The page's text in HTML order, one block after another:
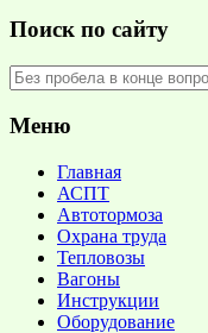
Поиск по сайту
Меню
Главная
АСПТ
Автотормоза
Охрана труда
Тепловозы
Вагоны
Инструкции
Оборудование